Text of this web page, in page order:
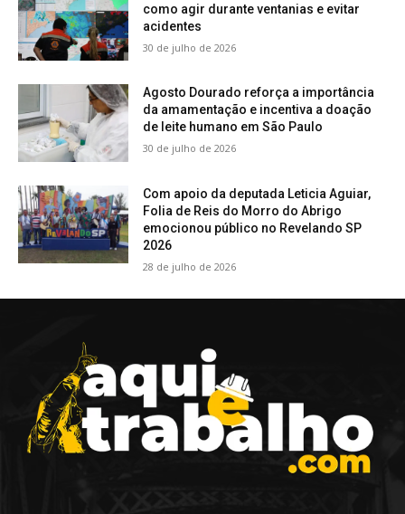
como agir durante ventanias e evitar
acidentes
30 de julho de 2026
Agosto Dourado reforça a importância
da amamentação e incentiva a doação
de leite humano em São Paulo
30 de julho de 2026
Com apoio da deputada Leticia Aguiar,
Folia de Reis do Morro do Abrigo
emocionou público no Revelando SP
2026
28 de julho de 2026